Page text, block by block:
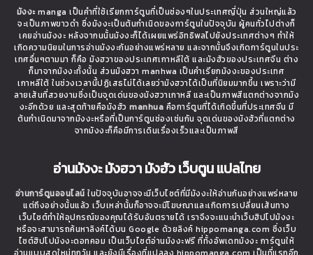
มังงะmanga เป็นคำที่ใช้เรียกการ์ตูนที่เป็นช่องๆในประเทศญี่ปุ่น ส่วนใหญ่แล้ว
จะเป็นภาพขาวดำ ซึ่งมังงะเป็นต้นกำเนิดของการ์ตูนในปัจจุบัน ผู้คนทั่วไปต่างก็
เคยอ่านมังงะ หลังจากนนั้นมังงะก็ได้เผยแพร่อิทธิพลไปยังประเทศต่างๆ ทำให้
เกิดความนิยมในการอ่านมังงะกันอย่างแพร่หลาย และจากนั้นจึงเกิดการ์ตูนในประ
เทศอื่นๆตามมา ก็คือ มังฮวาของประเทศเกาหลีใต้ และมังฮัวของประเทศจีน ต่าง
ก็มาจากมังงะทั้งนั้น ส่วนมังฮวา manhwa เป็นคำเรียกมังงะของประเทศ
เกาหลีใต้ ในช่วงเวลานี้ปฏิเสธไม่ได้เลยว่ามังฮวาได้เป็นที่นิยมมากขึ้น เพราะว่ามี
ลายเส้นที่สวยงามซึ่งเป็นจุดเด่นของมังฮวาเกาหลี และเป็นภาพสีแตกต่างจากมัง
งะอีกด้วย และสุดท้ายคือมังฮัว manhua คือการ์ตูนที่ได้เกิดขึ้นที่ประเทศจีน มี
ต้นกำเนิดมาจากมังงะหรือที่เป็นการ์ตูนช่องเช่นกัน จุดเด่นของมังฮัวที่แตกต่าง
จากมังงะก็คือมีการเดินเรื่องเร็วและเป็นภาพสี
อ่านมังงะ มังฮวา มังฮัว เว็บตูน แปลไทย
อ่านการ์ตูนออนไลน์ ในปัจจุบันอาจจะมีเว็บไซต์ที่มีมังงะให้อ่านกันอย่างแพร่หลาย
แต่ถึงอย่างนั้นแล้ว เว็บเหล่านั้นก็อาจจะมีโฆษณาและเกิดการเปลี่ยนเส้นทาง
เว็บไซต์ทำให้อุปกรณ์ของคุณได้รับอันตรายได้ เราจึงจะแนะนำเว็บฮิปโปมังงะ
หรือจะสามารถค้นหาลิงค์ได้บน Google ด้วยลิงค์ hippomanga.com ซึ่งเว็บ
ไซต์ฮิปโปมังงะดอทคอม เป็นเว็บไซต์อ่านมังงะฟรี ที่ทั้งอัพเดทมังงะ การ์ตูนให้